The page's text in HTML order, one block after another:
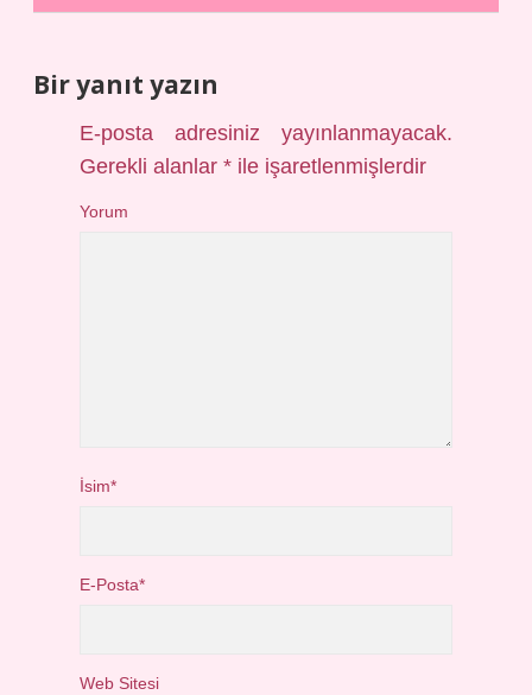
Bir yanıt yazın
E-posta adresiniz yayınlanmayacak.
Gerekli alanlar* ile işaretlenmişlerdir
Yorum
İsim*
E-Posta*
Web Sitesi